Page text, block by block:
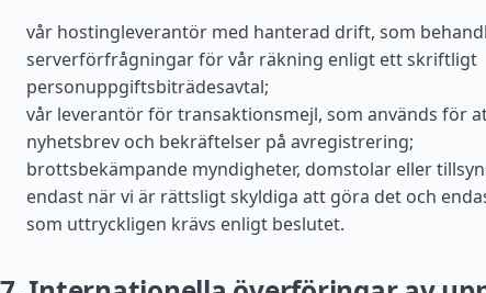
vår hostingleverantör med hanterad drift, som
serverförfrågningar för vår räkning enligt ett skriftligt
personuppgiftsbiträdesavtal;
vår leverantör för transaktionsmejl, som används för
nyhetsbrev och bekräftelser på avregistrering;
brottsbekämpande myndigheter, domstolar eller
endast när vi är rättsligt skyldiga att göra det och
som uttryckligen krävs enligt beslutet.